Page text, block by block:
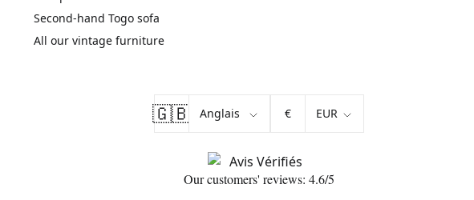
Second-hand Togo sofa
All our vintage furniture
🇬🇧 €
Our customers' reviews: 4.6/5